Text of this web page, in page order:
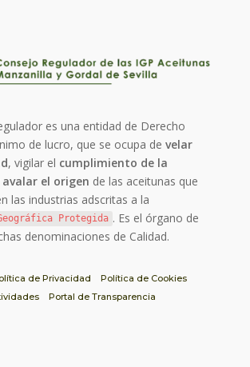
es una entidad de Derecho
de lucro, que se ocupa develar
, vigilar el cumplimiento de la
avalar el origen de las aceitunas que
las industrias adscritas a la
Protegida . Es el órgano de
denominaciones de Calidad.
de Privacidad
Política de Cookies
Portal de Transparencia